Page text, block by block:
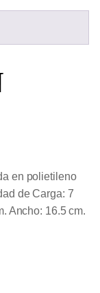
en polietileno
de Carga: 7
Ancho: 16.5 cm.